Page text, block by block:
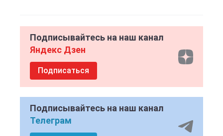
Подписывайтесь на наш канал
Яндекс Дзен
Подписаться
Подписывайтесь на наш канал
Телеграм